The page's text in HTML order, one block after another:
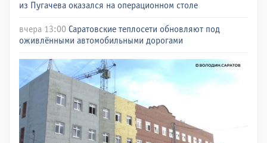
из Пугачева оказался на операционном столе
вчера 13:00 Саратовские теплосети обновляют под
оживлёнными автомобильными дорогами